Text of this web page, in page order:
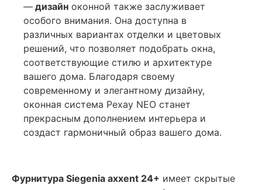
— дизайн оконной также заслуживает
особого внимания. Она доступна в
различных вариантах отделки и цветовых
решений, что позволяет подобрать окна,
соответствующие стилю и архитектуре
вашего дома. Благодаря своему
современному и элегантному дизайну,
оконная система Рехау NEO станет
прекрасным дополнением интерьера и
создаст гармоничный образ вашего дома.
Фурнитура Siegenia axxent 24+ имеет скрытые